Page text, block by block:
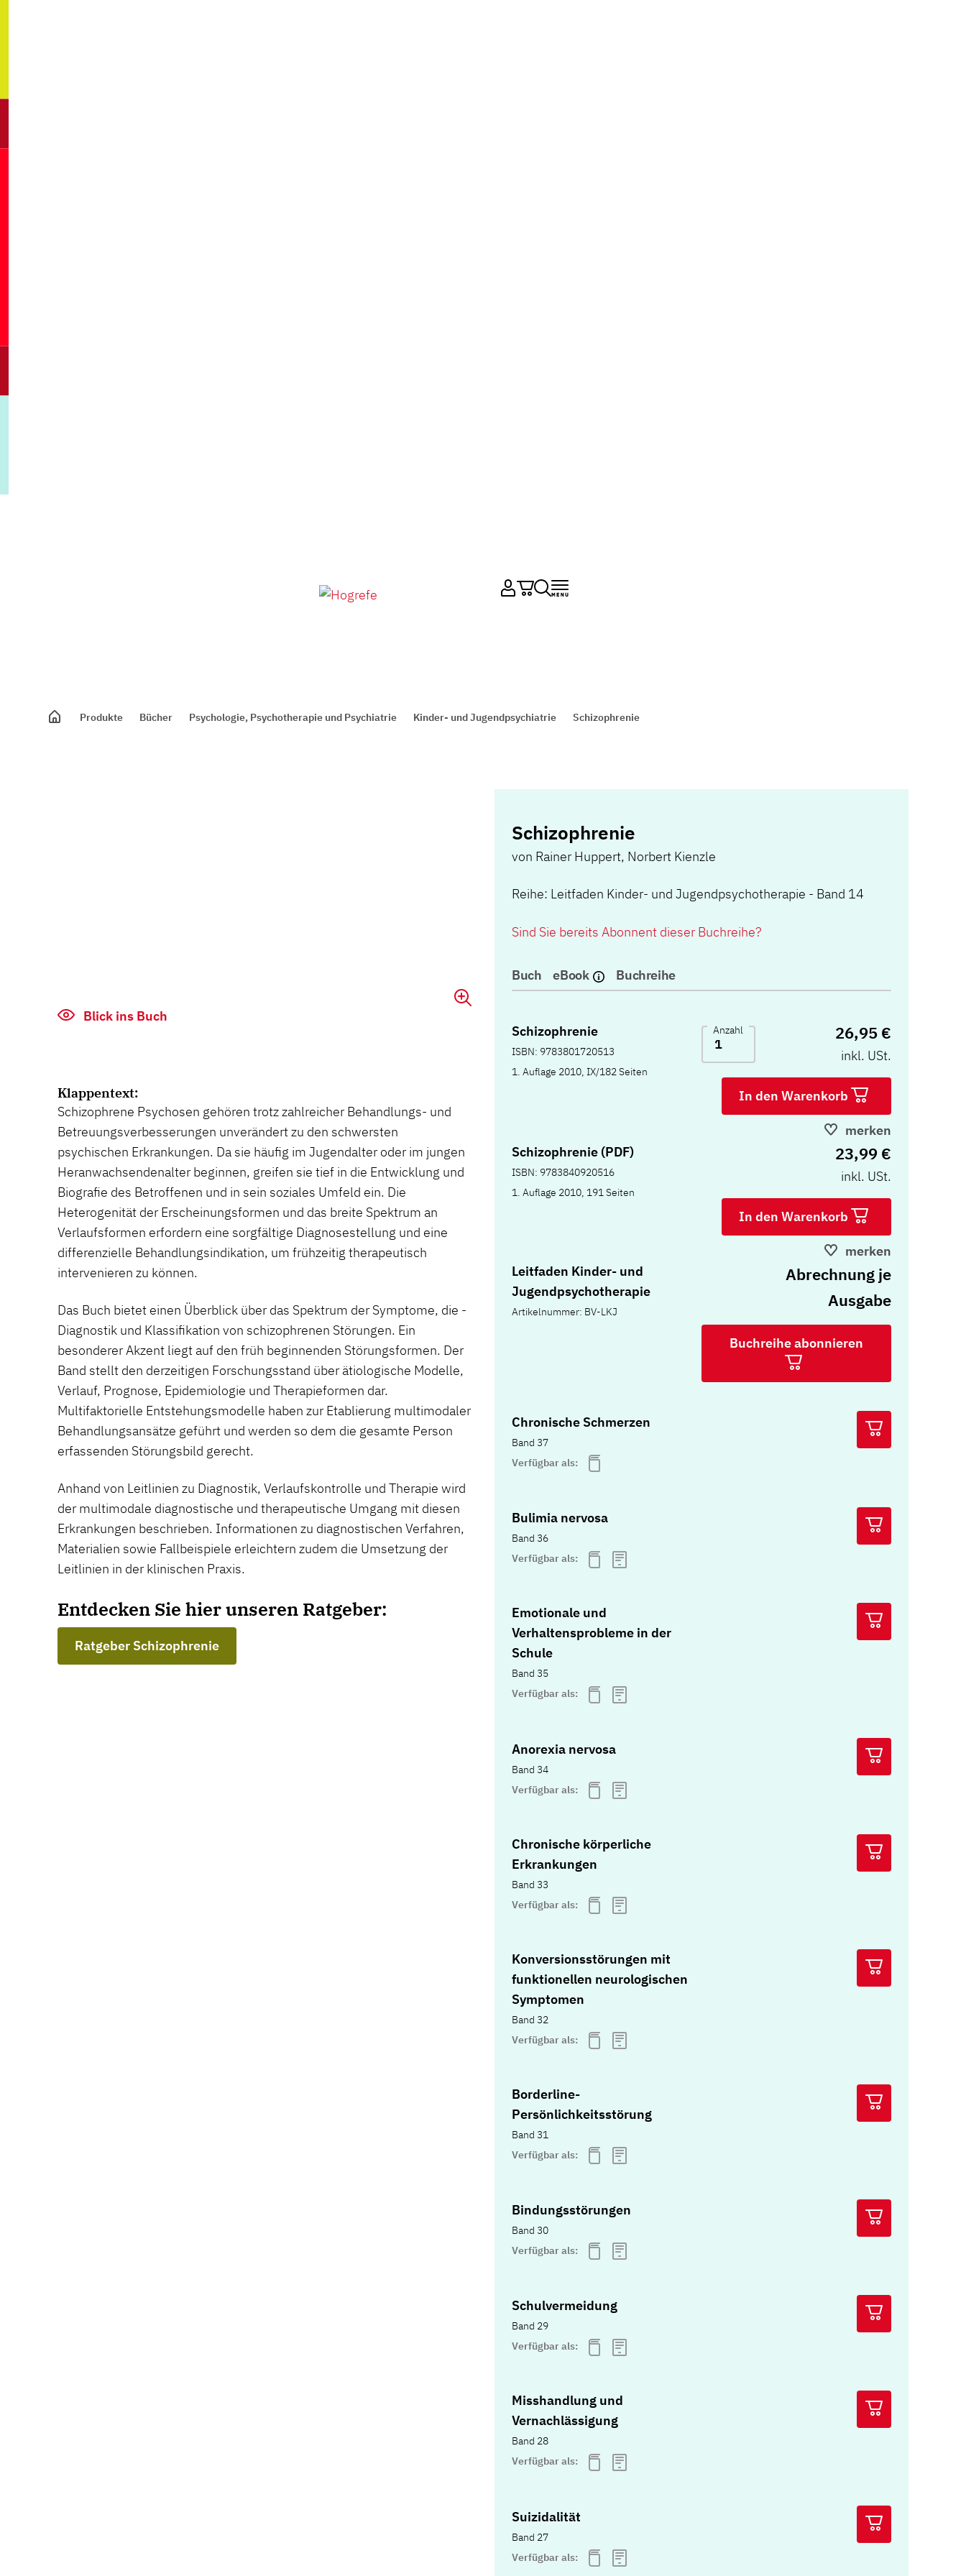
Produkte Bücher Psychologie, Psychotherapie und Psychiatrie Kinder- und Jugendpsychiatrie Schizophrenie
Schizophrenie
von Rainer Huppert, Norbert Kienzle
Reihe: Leitfaden Kinder- und Jugendpsychotherapie - Band 14
Sind Sie bereits Abonnent dieser Buchreihe?
Buch eBook Buchreihe
Schizophrenie
ISBN: 9783801720513
1. Auflage 2010, IX/182 Seiten
Anzahl 26,95 €
inkl. USt.
In den Warenkorb
merken
Schizophrenie (PDF)
ISBN: 9783840920516
1. Auflage 2010, 191 Seiten
23,99 €
inkl. USt.
In den Warenkorb
merken
Leitfaden Kinder- und
Jugendpsychotherapie
Artikelnummer: BV-LKJ
Abrechnung je
Ausgabe
Buchreihe abonnieren
Chronische Schmerzen
Band 37
Verfügbar als:
Bulimia nervosa
Band 36
Verfügbar als:
Emotionale und
Verhaltensprobleme in der
Schule
Band 35
Verfügbar als:
Anorexia nervosa
Band 34
Verfügbar als:
Chronische körperliche
Erkrankungen
Band 33
Verfügbar als:
Konversionsstörungen mit
funktionellen neurologischen
Symptomen
Band 32
Verfügbar als:
Borderline-
Persönlichkeitsstörung
Band 31
Verfügbar als:
Bindungsstörungen
Band 30
Verfügbar als:
Schulvermeidung
Band 29
Verfügbar als:
Misshandlung und
Vernachlässigung
Band 28
Verfügbar als:
Suizidalität
Band 27
Verfügbar als:
Blick ins Buch
Klappentext:
Schizophrene Psychosen gehören trotz zahlreicher Behandlungs- und
Betreuungsverbesserungen unverändert zu den schwersten
psychischen Erkrankungen. Da sie häufig im Jugendalter oder im jungen
Heranwachsendenalter beginnen, greifen sie tief in die Entwicklung und
Biografie des Betroffenen und in sein soziales Umfeld ein. Die
Heterogenität der Erscheinungsformen und das breite Spektrum an
Verlaufsformen erfordern eine sorgfältige Diagnosestellung und eine
differenzielle Behandlungsindikation, um frühzeitig therapeutisch
intervenieren zu können.
Das Buch bietet einen Überblick über das Spektrum der Symptome, die ­
Diagnostik und Klassifikation von schizophrenen Störungen. Ein
besonderer Akzent liegt auf den früh beginnenden Störungsformen. Der
Band stellt den derzeitigen Forschungsstand über ätiologische Modelle,
Verlauf, Prognose, ­Epidemiologie und Therapieformen dar.
Multifaktorielle Entstehungsmodelle haben zur Etablierung multimodaler
Behandlungsansätze geführt und werden so dem die gesamte Person
erfassenden Störungsbild gerecht.
Anhand von Leitlinien zu Diagnostik, Verlaufskontrolle und Therapie wird
der multimodale diagnostische und therapeutische Umgang mit diesen
Erkrankungen beschrieben. Informationen zu diagnostischen Verfahren,
Materialien sowie Fallbeispiele erleichtern zudem die Umsetzung der
Leitlinien in der klinischen Praxis.
Entdecken Sie hier unseren Ratgeber:
Ratgeber Schizophrenie